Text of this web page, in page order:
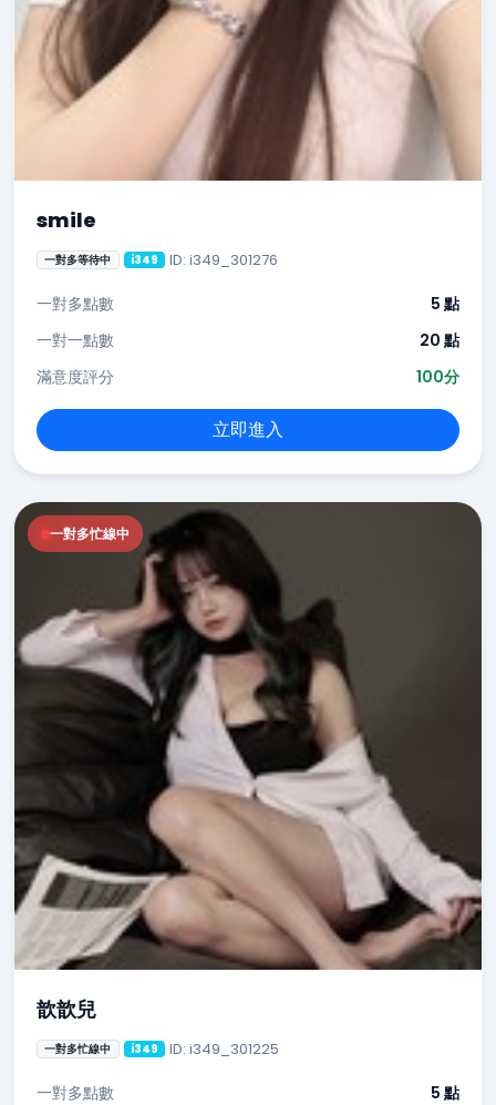
smile
一對多等待中 i349 ID: i349_301276
一對多點數
5 點
一對一點數
20 點
滿意度評分
100分
立即進入
一對多忙線中
歆歆兒
一對多忙線中 i349 ID: i349_301225
一對多點數
5 點